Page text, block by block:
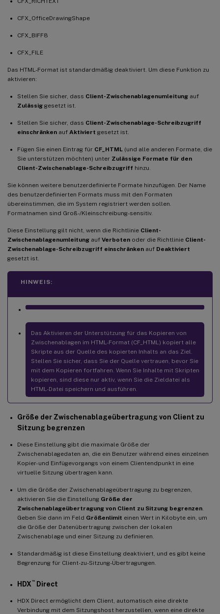
CFX_OfficeDrawingShape
CFX_BIFF8
CFX_FILE
Das HTML-Format ist standardmäßig deaktiviert. Um diese Funktion zu
aktivieren:
Stellen Sie sicher, dass Client-Zwischenablagenumleitung auf
Zulässig gesetzt ist.
Stellen Sie sicher, dass Client-Zwischenablage-Schreibzugriff
einschränken auf Aktiviert gesetzt ist.
Fügen Sie einen Eintrag für CF_HTML (und alle anderen Formate, die
Sie unterstützen möchten) unter Zulässige Formate für den
Client-Zwischenablage-Schreibzugriff hinzu.
Sie können weitere benutzerdefinierte Formate hinzufügen. Der Name
des benutzerdefinierten Formats muss mit den Formaten
übereinstimmen, die im System registriert werden sollen.
Formatnamen sind Groß-/Kleinschreibung-sensitiv.
Diese Einstellung gilt nicht, wenn die Richtlinie Client-
Zwischenablagenumleitung auf Verboten oder die Richtlinie Client-
Zwischenablage-Schreibzugriff einschränken auf Deaktiviert
gesetzt ist.
HINWEIS:
Das Aktivieren der Unterstützung für das Kopieren von
Zwischenablagen im HTML-Format (CF_HTML) kopiert alle
Skripte aus der Quelle des kopierten Inhalts an das Ziel.
Stellen Sie sicher, dass Sie der Quelle vertrauen, bevor Sie
mit dem Kopieren fortfahren. Wenn Sie Inhalte mit Skripten
kopieren, sind diese nur aktiv, wenn Sie die Zieldatei als
HTML-Datei speichern und ausführen.
Größe der Zwischenablageübertragung von Client zu
Sitzung begrenzen
Diese Einstellung gibt die maximale Größe der
Zwischenablagedaten an, die ein Benutzer während eines einzelnen
Kopier- und Einfügevorgangs von einem Clientendpunkt in eine
virtuelle Sitzung übertragen kann.
Um die Größe der Zwischenablageübertragung zu begrenzen,
aktivieren Sie die Einstellung Größe der
Zwischenablageübertragung von Client zu Sitzung begrenzen
Geben Sie dann im Feld Größenlimit einen Wert in Kilobyte ein, um
die Größe der Datenübertragung zwischen der lokalen
Zwischenablage und einer Sitzung zu definieren.
Standardmäßig ist diese Einstellung deaktiviert, und es gibt keine
Begrenzung für Client-zu-Sitzung-Übertragungen.
HDX ™ Direct
HDX Direct ermöglicht dem Client, automatisch eine direkte
Verbindung mit dem Sitzungshost herzustellen, wenn eine direkte